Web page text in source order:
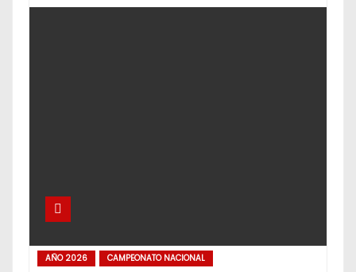
AÑO 2026 CAMPEONATO NACIONAL